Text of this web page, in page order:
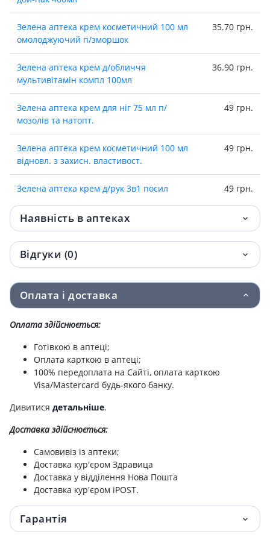
Зелена аптека крем косметичний 100 мл
омолоджуючий п/зморшок
35.70 грн.
Зелена аптека крем д/обличчя
мультивiтамiн компл 100мл
36.90 грн.
Зелена аптека крем для нiг 75 мл п/
мозолiв та натопт.
49 грн.
Зелена аптека крем косметичний 100 мл
вiдновл. з захисн. властивост.
49 грн.
Зелена аптека крем д/рук 3в1 посил
49 грн.
Зелена аптека крем д/рук 3в1 нова шкiра
100мл
51 грн.
Зелена аптека крем для рук 100 мл алое 51.80 грн.
Зелена аптека крем для рук 100 мл лотос/
олива
52 грн.
маслиновий
Зелена аптека крем для нiг загоюючий
75мл
Зелена аптека мило рiдке алое з дозат
465мл
Зелена аптека мило рiдке ромашка з
дозат 465мл
Зелена аптека Крем косметичний 200 мл
Наявність в аптеках
Відгуки (0)
Оплата і доставка
Оплата здійснюється:
Готівкою в аптеці;
Оплата карткою в аптеці;
100% передоплата на Сайті, оплата карткою
Visa/Mastercard будь-якого банку.
Дивитися детальніше.
Доставка здійснюється:
Самовивіз із аптеки;
Доставка кур'єром Здравица
Доставка у відділення Нова Пошта
Доставка кур'єром iPOST.
Гарантія